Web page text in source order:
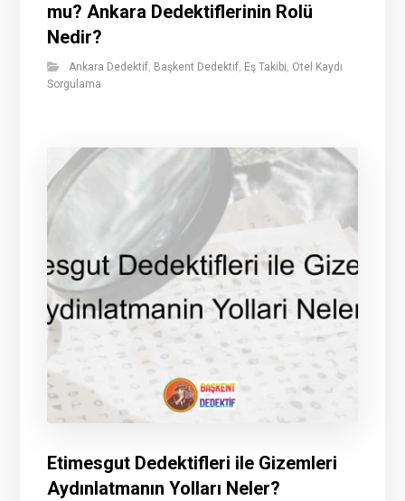
mu? Ankara Dedektiflerinin Rolü
Nedir?
Ankara Dedektif, Başkent Dedektif, Eş Takibi, Otel Kaydı
Sorgulama
Etimesgut Dedektifleri ile Gizemleri
Aydınlatmanın Yolları Neler?